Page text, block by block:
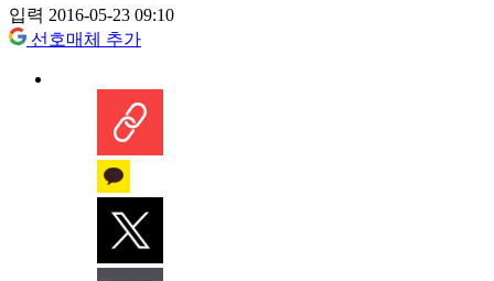
입력 2016-05-23 09:10
선호매체 추가